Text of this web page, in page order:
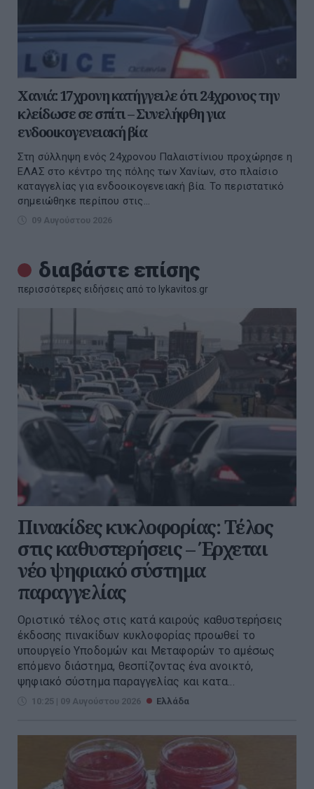
Χανιά: 17χρονη κατήγγειλε ότι 24χρονος την
κλείδωσε σε σπίτι – Συνελήφθη για
ενδοοικογενειακή βία
Στη σύλληψη ενός 24χρονου Παλαιστίνιου προχώρησε η
ΕΛΑΣ στο κέντρο της πόλης των Χανίων, στο πλαίσιο
καταγγελίας για ενδοοικογενειακή βία. Το περιστατικό
σημειώθηκε περίπου στις...
09 Αυγούστου 2026
διαβάστε επίσης
περισσότερες ειδήσεις από το lykavitos.gr
Πινακίδες κυκλοφορίας: Τέλος
στις καθυστερήσεις – Έρχεται
νέο ψηφιακό σύστημα
παραγγελίας
Οριστικό τέλος στις κατά καιρούς καθυστερήσεις
έκδοσης πινακίδων κυκλοφορίας προωθεί το
υπουργείο Υποδομών και Μεταφορών το αμέσως
επόμενο διάστημα, θεσπίζοντας ένα ανοικτό,
ψηφιακό σύστημα παραγγελίας και κατα...
10:25 | 09 Αυγούστου 2026 Ελλάδα